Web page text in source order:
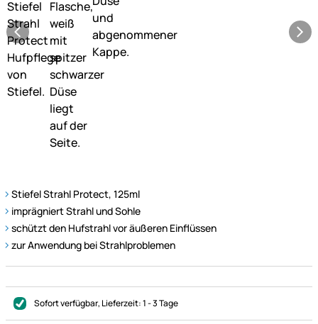
Stiefel Strahl Protect, 125ml
imprägniert Strahl und Sohle
schützt den Hufstrahl vor äußeren Einflüssen
zur Anwendung bei Strahlproblemen
Sofort verfügbar, Lieferzeit:1 - 3 Tage